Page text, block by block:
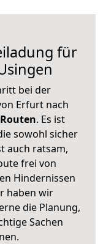
für
bei der
Erfurt nach
. Es ist
sowohl sicher
auch ratsam,
frei von
Hindernissen
haben wir
die Planung,
Sachen